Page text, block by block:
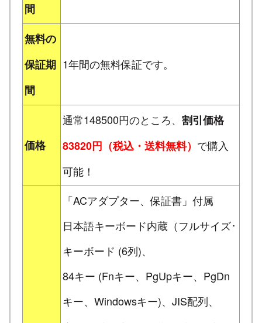
間
無料の
保証期
間
1年間の無料保証です。
価格
通常148500円のところ、 割引価格
83820円（税込・送料無料） で購入
可能！
「ACアダプター、保証書」付属
日本語キーボード内蔵（フルサイズ･
キーボード (6列)、
84キー (Fnキー、PgUpキー、PgDn
キー、Windowsキー)、JIS配列、